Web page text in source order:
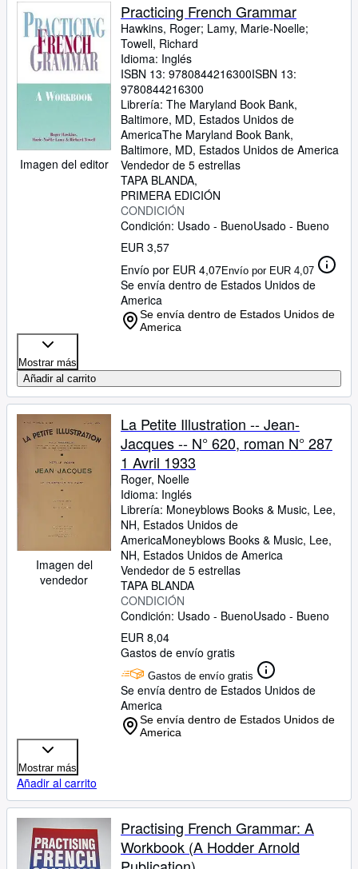
Imagen del editor
Practicing French Grammar
Hawkins, Roger; Lamy, Marie-Noelle;
Towell, Richard
Idioma: Inglés
ISBN 13: 9780844216300ISBN 13:
9780844216300
Librería: The Maryland Book Bank,
Baltimore, MD, Estados Unidos de
AmericaThe Maryland Book Bank,
Baltimore, MD, Estados Unidos de America
Vendedor de 5 estrellas
TAPA BLANDA
PRIMERA EDICIÓN
CONDICIÓN
Condición: Usado - BuenoUsado - Bueno
EUR 3,57
Envío por EUR 4,07Envío por EUR 4,07
Se envía dentro de Estados Unidos de
America
Se envía dentro de Estados Unidos de
America
Mostrar más
Añadir al carrito
Imagen del
vendedor
La Petite Illustration -- Jean-
Jacques -- N° 620, roman N° 287
1 Avril 1933
Roger, Noelle
Idioma: Inglés
Librería: Moneyblows Books & Music, Lee,
NH, Estados Unidos de
AmericaMoneyblows Books & Music, Lee,
NH, Estados Unidos de America
Vendedor de 5 estrellas
TAPA BLANDA
CONDICIÓN
Condición: Usado - BuenoUsado - Bueno
EUR 8,04
Gastos de envío gratis
Gastos de envío gratis
Se envía dentro de Estados Unidos de
America
Se envía dentro de Estados Unidos de
America
Mostrar más
Añadir al carrito
Practising French Grammar: A
Workbook (A Hodder Arnold